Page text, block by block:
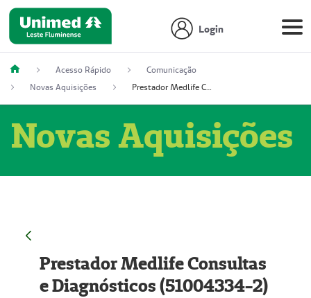
Login
Acesso Rápido
Comunicação
Novas Aquisições
Prestador Medlife Consultas e Diagnósticos (51004334-2)
Novas Aquisições
Prestador Medlife Consultas
e Diagnósticos (51004334-2)